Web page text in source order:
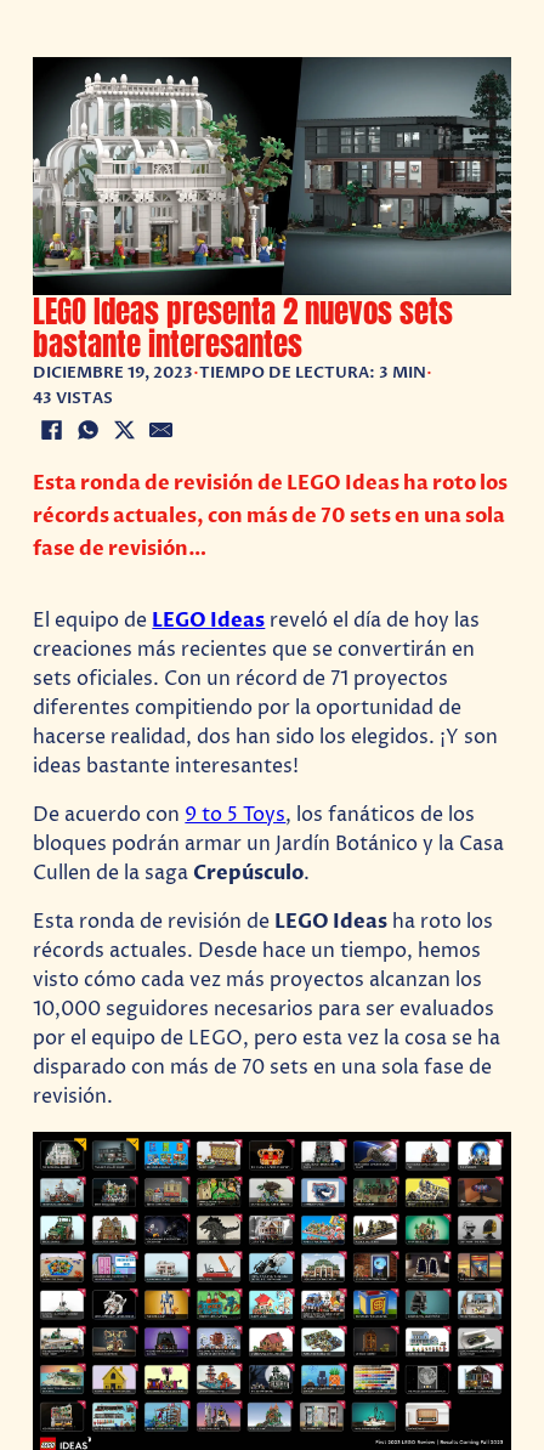
LEGO Ideas presenta 2 nuevos sets
bastante interesantes
DICIEMBRE 19, 2023•TIEMPO DE LECTURA: 3 MIN•
43 VISTAS
Esta ronda de revisión de LEGO Ideas ha roto los
récords actuales, con más de 70 sets en una sola
fase de revisión…
El equipo de LEGO Ideas reveló el día de hoy las
creaciones más recientes que se convertirán en
sets oficiales. Con un récord de 71 proyectos
diferentes compitiendo por la oportunidad de
hacerse realidad, dos han sido los elegidos. ¡Y son
ideas bastante interesantes!
De acuerdo con 9 to 5 Toys, los fanáticos de los
bloques podrán armar un Jardín Botánico y la Casa
Cullen de la saga Crepúsculo.
Esta ronda de revisión de LEGO Ideas ha roto los
récords actuales. Desde hace un tiempo, hemos
visto cómo cada vez más proyectos alcanzan los
10,000 seguidores necesarios para ser evaluados
por el equipo de LEGO, pero esta vez la cosa se ha
disparado con más de 70 sets en una sola fase de
revisión.